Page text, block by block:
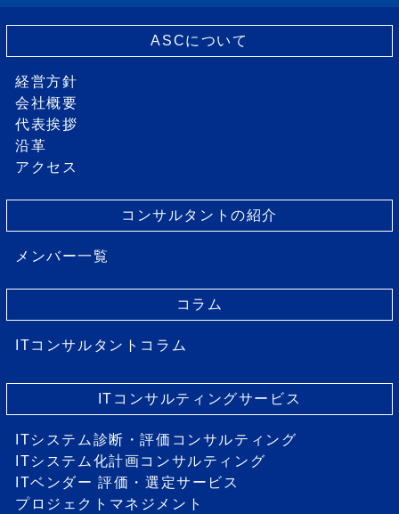
ASCについて
経営方針
会社概要
代表挨拶
沿革
アクセス
コンサルタントの紹介
メンバー一覧
コラム
ITコンサルタントコラム
ITコンサルティングサービス
ITシステム診断・評価コンサルティング
ITシステム化計画コンサルティング
ITベンダー 評価・選定サービス
プロジェクトマネジメント